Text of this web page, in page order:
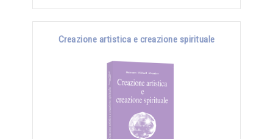
Creazione artistica e creazione spirituale